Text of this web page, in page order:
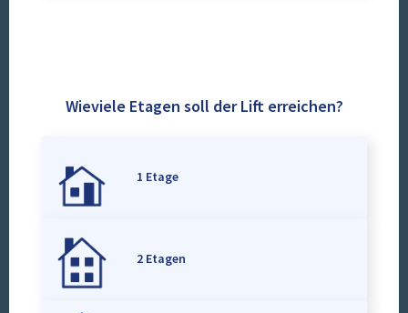
Wieviele Etagen soll der Lift erreichen?
1 Etage
2 Etagen